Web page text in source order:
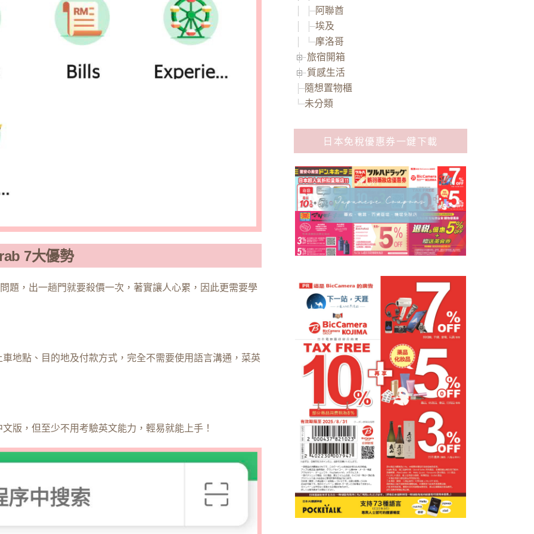
7大優勢
題，出一趟門就要殺價一次，著實讓人心累，因此更需要學
地點、目的地及付款方式，完全不需要使用語言溝通，菜英
版，但至少不用考驗英文能力，輕易就能上手！
阿聯酋
埃及
摩洛哥
旅宿開箱
質感生活
隨想置物櫃
未分類
日本免稅優惠券一鍵下載